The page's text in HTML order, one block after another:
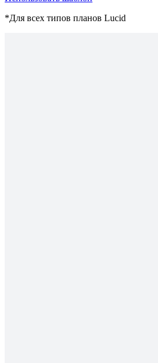
*Для всех типов планов Lucid